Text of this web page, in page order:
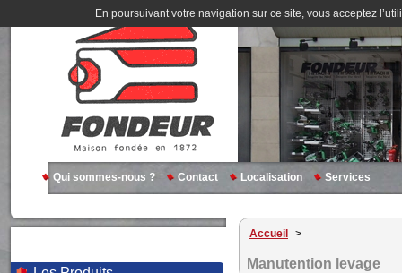
En poursuivant votre navigation sur ce site, vous acceptez
Qui sommes-nous ? Contact Localisation Services
Accueil >
Manutention levage